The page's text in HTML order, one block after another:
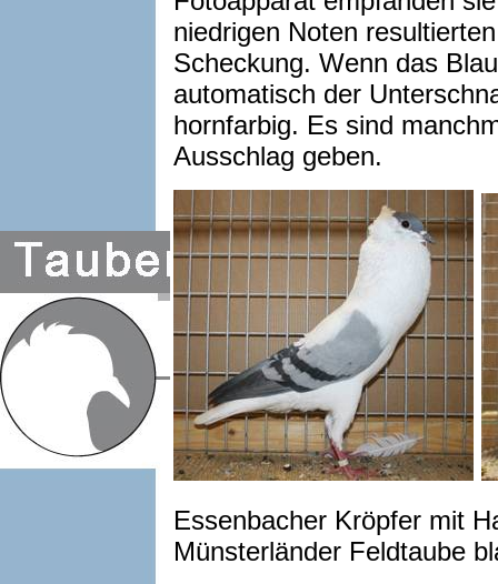
niedrigen Noten
Scheckung. Wenn das
automatisch der
hornfarbig. Es sind
Ausschlag geben.
Essenbacher Kröpfer mit
Münsterländer Feldtaube